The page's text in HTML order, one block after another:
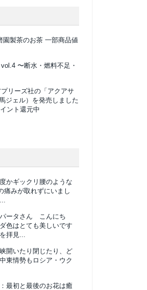
園製茶のお茶 一部商品値
〜断水・燃料不足・
リーズ社の「アクアサ
ジェル）を発売しました
ント還元中
かギックリ腰のような
痛みが取れずにいまし
パータさん こんにち
色はとても美しいです
拝見...
開いたり閉じたり、ど
東情勢もロシア・ウク
最初と最後のお花は癒